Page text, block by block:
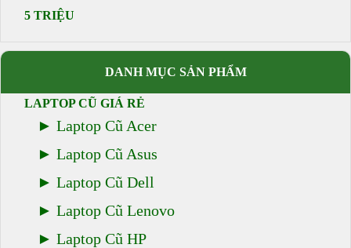
5 TRIỆU
DANH MỤC SẢN PHẨM
LAPTOP CŨ GIÁ RẺ
Laptop Cũ Acer
Laptop Cũ Asus
Laptop Cũ Dell
Laptop Cũ Lenovo
Laptop Cũ HP